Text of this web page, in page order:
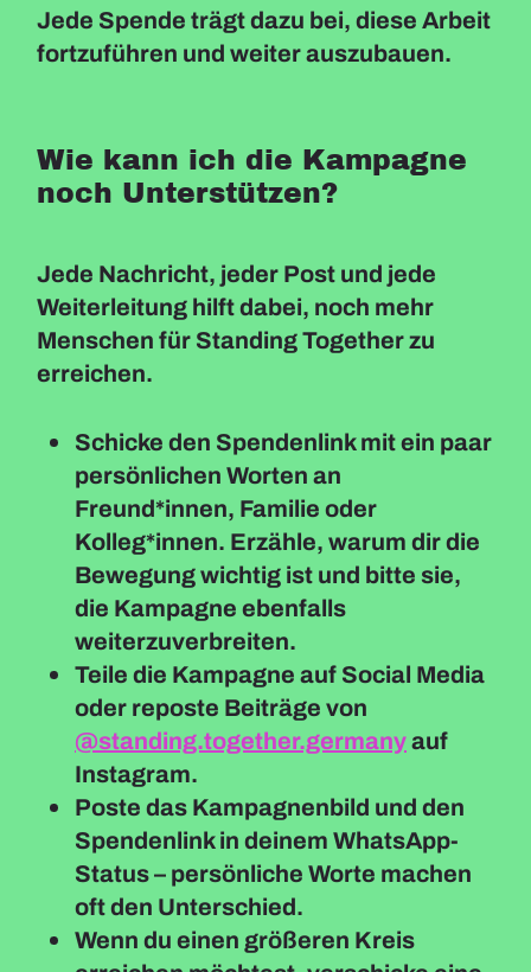
Jede Spende trägt dazu bei, diese Arbeit
fortzuführen und weiter auszubauen.
Wie kann ich die Kampagne
noch Unterstützen?
Jede Nachricht, jeder Post und jede
Weiterleitung hilft dabei, noch mehr
Menschen für Standing Together zu
erreichen.
Schicke den Spendenlink mit ein paar
persönlichen Worten an
Freund*innen, Familie oder
Kolleg*innen. Erzähle, warum dir die
Bewegung wichtig ist und bitte sie,
die Kampagne ebenfalls
weiterzuverbreiten.
Teile die Kampagne auf Social Media
oder reposte Beiträge von
@standing.together.germanyauf
Instagram.
Poste das Kampagnenbild und den
Spendenlink in deinem WhatsApp-
Status – persönliche Worte machen
oft den Unterschied.
Wenn du einen größeren Kreis